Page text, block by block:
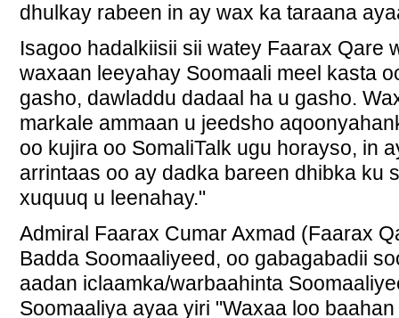
dhulkay rabeen in ay wax ka taraana
Isagoo hadalkiisii sii watey Faarax Qare
waxaan leeyahay Soomaali meel kasta
gasho, dawladdu dadaal ha u gasho.
markale ammaan u jeedsho
oo kujira oo SomaliTalk ugu horayso, in
arrintaas oo ay dadka bareen dhibka ku
xuquuq u leenahay."
Admiral Faarax Cumar Axmad (Faarax
Badda Soomaaliyeed, oo gabagabadii
aadan iclaamka/warbaahinta
Soomaaliya ayaa yiri "Waxaa loo